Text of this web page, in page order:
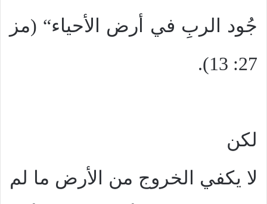
جُود الربِ في أرض الأحياء“ (مز
27: 13).
لكن
لا يكفي الخروج من الأرض ما لم